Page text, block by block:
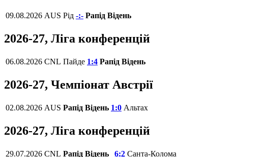
09.08.2026 AUS Рід -:- Рапід Відень
2026-27, Ліга конференцій
06.08.2026 CNL Пайде 1:4 Рапід Відень
2026-27, Чемпіонат Австрії
02.08.2026 AUS Рапід Відень 1:0 Альтах
2026-27, Ліга конференцій
29.07.2026 CNL Рапід Відень 6:2 Санта-Колома